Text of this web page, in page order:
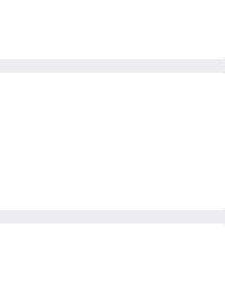
телефонів